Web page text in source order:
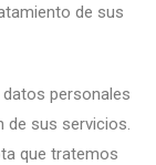
de sus
personales
de sus servicios.
que tratemos